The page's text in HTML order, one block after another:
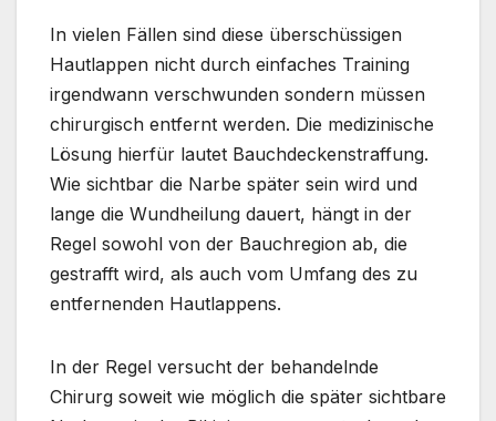
In vielen Fällen sind diese überschüssigen
Hautlappen nicht durch einfaches Training
irgendwann verschwunden sondern müssen
chirurgisch entfernt werden. Die medizinische
Lösung hierfür lautet Bauchdeckenstraffung.
Wie sichtbar die Narbe später sein wird und
lange die Wundheilung dauert, hängt in der
Regel sowohl von der Bauchregion ab, die
gestrafft wird, als auch vom Umfang des zu
entfernenden Hautlappens.
In der Regel versucht der behandelnde
Chirurg soweit wie möglich die später sichtbare